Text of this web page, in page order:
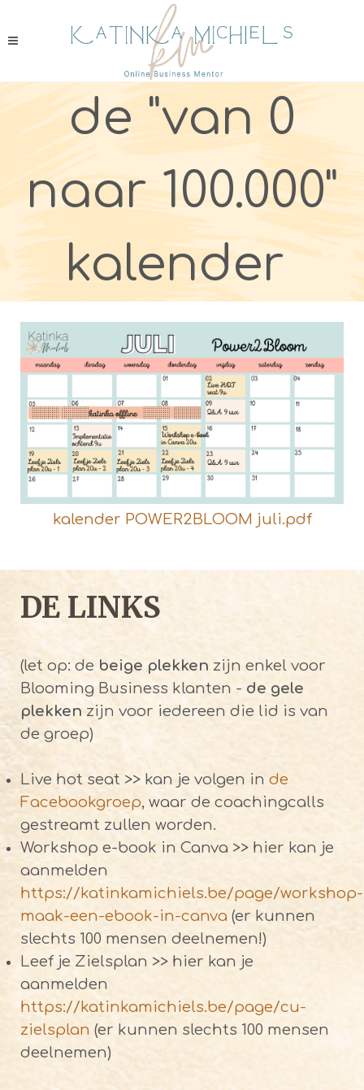
de "van 0
naar 100.000"
kalender
kalender POWER2BLOOM juli.pdf
DE LINKS
(let op: de beige plekken zijn enkel voor
Blooming Business klanten - de gele
plekken zijn voor iedereen die lid is van
de groep)
Live hot seat >> kan je volgen inde
Facebookgroep, waar de coachingcalls
gestreamt zullen worden.
Workshop e-book in Canva >> hier kan je
aanmelden
https://katinkamichiels.be/page/workshop-
maak-een-ebook-in-canva (er kunnen
slechts 100 mensen deelnemen!)
Leef je Zielsplan >> hier kan je
aanmelden
https://katinkamichiels.be/page/cu-
zielsplan (er kunnen slechts 100 mensen
deelnemen)